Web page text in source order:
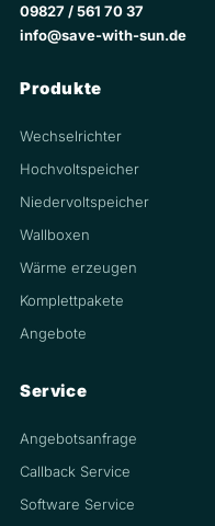
09827 / 561 70 37
info@save-with-sun.de
Produkte
Wechselrichter
Hochvoltspeicher
Niedervoltspeicher
Wallboxen
Wärme erzeugen
Komplettpakete
Angebote
Service
Angebotsanfrage
Callback Service
Software Service